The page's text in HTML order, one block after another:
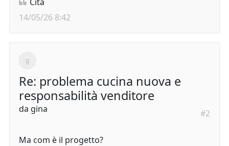
14/05/26 8:42
Re: problema cucina nuova e
responsabilità venditore
#2
da gina
Ma com è il progetto?